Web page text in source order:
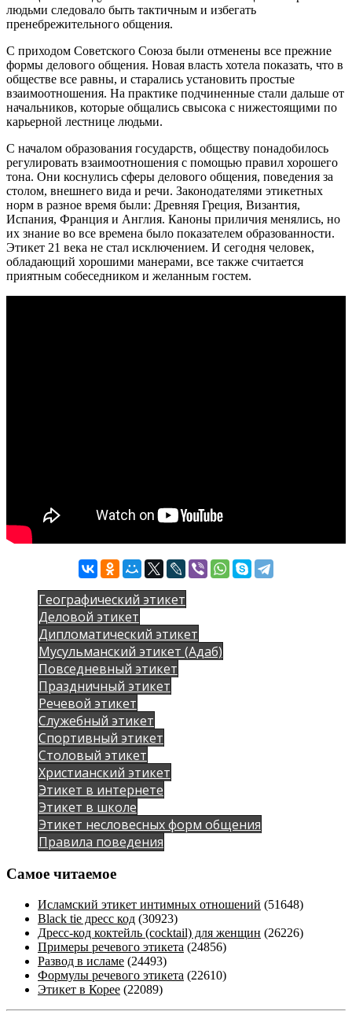
людьми следовало быть тактичным и избегать
пренебрежительного общения.
С приходом Советского Союза были отменены все прежние
формы делового общения. Новая власть хотела показать, что в
обществе все равны, и старались установить простые
взаимоотношения. На практике подчиненные стали дальше от
начальников, которые общались свысока с нижестоящими по
карьерной лестнице людьми.
С началом образования государств, обществу понадобилось
регулировать взаимоотношения с помощью правил хорошего
тона. Они коснулись сферы делового общения, поведения за
столом, внешнего вида и речи. Законодателями этикетных
норм в разное время были: Древняя Греция, Византия,
Испания, Франция и Англия. Каноны приличия менялись, но
их знание во все времена было показателем образованности.
Этикет 21 века не стал исключением. И сегодня человек,
обладающий хорошими манерами, все также считается
приятным собеседником и желанным гостем.
Географический этикет
Деловой этикет
Дипломатический этикет
Мусульманский этикет (Адаб)
Повседневный этикет
Праздничный этикет
Речевой этикет
Служебный этикет
Спортивный этикет
Столовый этикет
Христианский этикет
Этикет в интернете
Этикет в школе
Этикет несловесных форм общения
Правила поведения
Самое читаемое
Исламский этикет интимных отношений (51648)
Black tie дресс код (30923)
Дресс-код коктейль (cocktail) для женщин (26226)
Примеры речевого этикета (24856)
Развод в исламе (24493)
Формулы речевого этикета (22610)
Этикет в Корее (22089)